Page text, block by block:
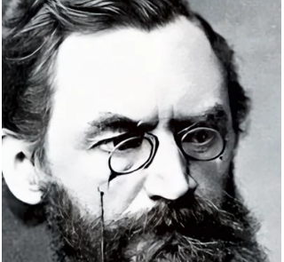
(EGY-31c), Vorderseite. Ägypten, National Bank
of Egypt: 5 Pounds von 1957 (EGY-31c),
Rückseite. Belgien, Banque Nationale de
Belgique / Nationale Bank